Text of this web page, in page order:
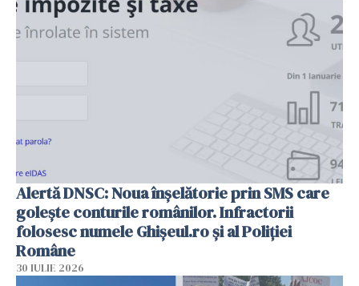
Alertă DNSC: Noua înșelătorie prin SMS care
golește conturile românilor. Infractorii
folosesc numele Ghișeul.ro și al Poliției
Române
30 IULIE 2026